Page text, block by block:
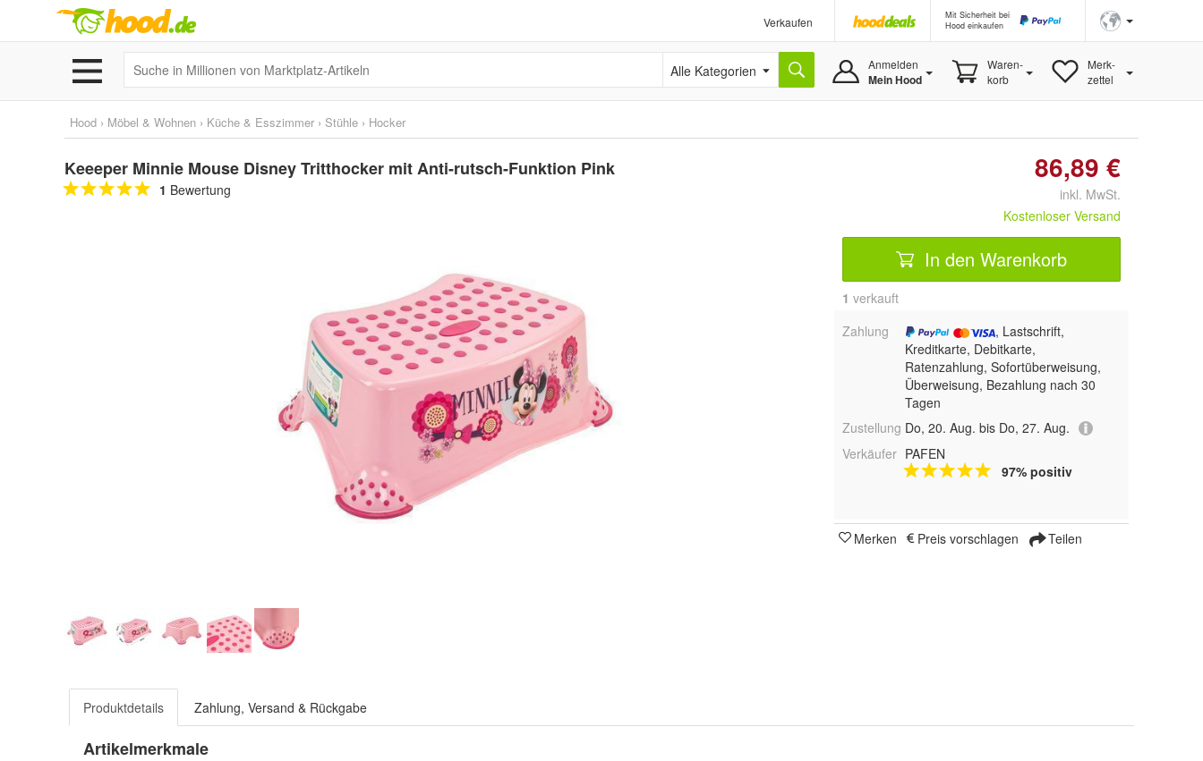
Verkaufen
Mit Sicherheit bei
Hood einkaufen
Alle Kategorien Anmelden
Mein Hood
Waren-
korb
Merk-
zettel
Hood › Möbel & Wohnen › Küche & Esszimmer › Stühle › Hocker
Keeeper Minnie Mouse Disney Tritthocker mit Anti-rutsch-Funktion Pink
1 Bewertung
86,89 €
inkl. MwSt.
Kostenloser Versand
In den Warenkorb
1 verkauft
Zahlung
, Lastschrift,
Kreditkarte, Debitkarte,
Ratenzahlung, Sofortüberweisung,
Überweisung, Bezahlung nach 30
Tagen
Zustellung Do, 20. Aug. bis Do, 27. Aug.
Verkäufer PAFEN
97% positiv
Merken Preis vorschlagen Teilen
Produktdetails Zahlung, Versand & Rückgabe
Artikelmerkmale